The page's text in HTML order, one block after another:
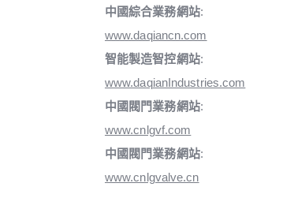
中國綜合業務網站:
www.daqiancn.com
智能製造智控網站:
www.daqianIndustries.com
中國閥門業務網站:
www.cnlgvf.com
中國閥門業務網站:
www.cnlgvalve.cn